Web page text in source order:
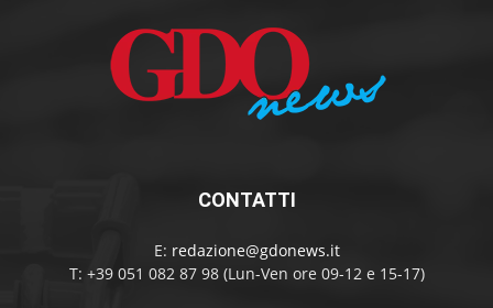
CONTATTI
E: redazione@gdonews.it
T: +39 051 082 87 98 (Lun-Ven ore 09-12 e 15-17)